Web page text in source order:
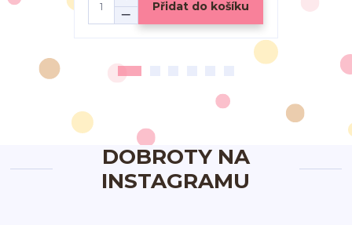
Přidat do košíku
DOBROTY NA
INSTAGRAMU